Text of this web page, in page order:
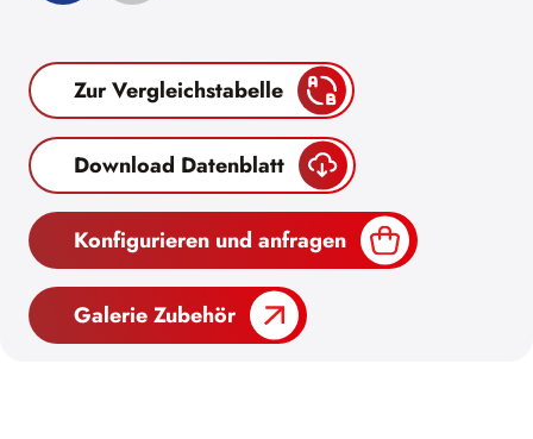
Zur Vergleichstabelle
Download Datenblatt
Konfigurieren und anfragen
Galerie Zubehör